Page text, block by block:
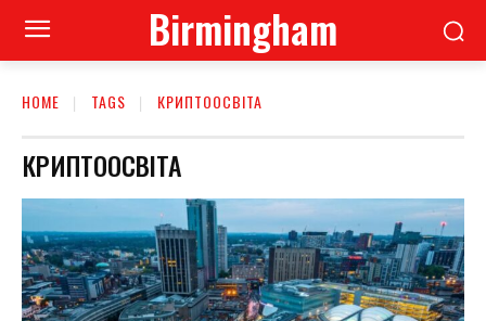
Birmingham
HOME TAGS КРИПТООСВІТА
КРИПТООСВІТА